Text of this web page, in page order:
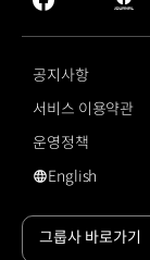
facebook
hmg
공지사항
서비스 이용약관
운영정책
영문 사이트로 이동
English
그룹사 바로가기